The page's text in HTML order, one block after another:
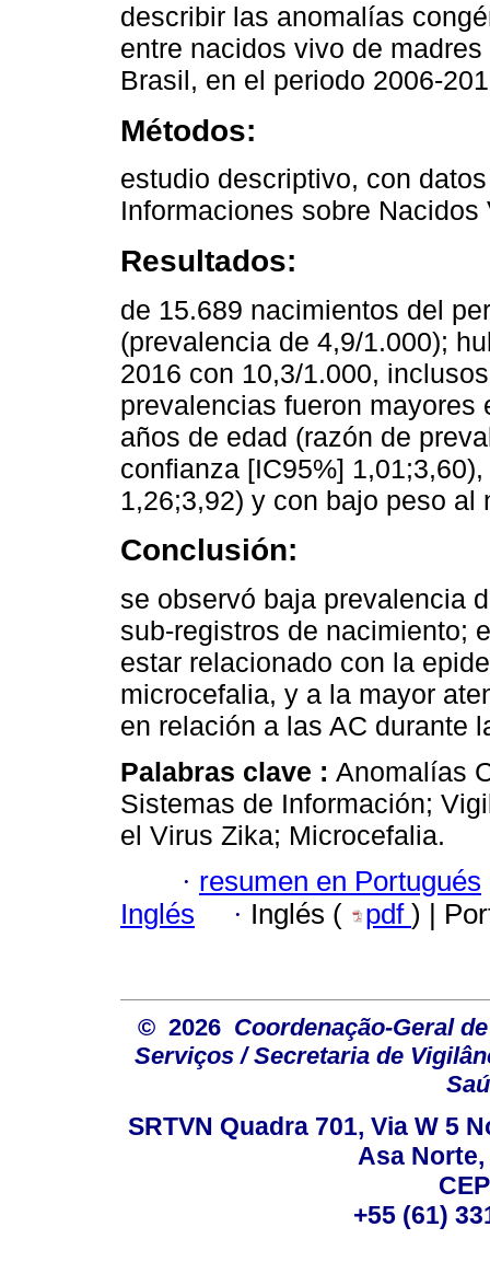
describir las anomalías
entre nacidos vivo de
Brasil, en el periodo 2006-
Métodos:
estudio descriptivo, con
Informaciones sobre
Resultados:
de 15.689 nacimientos del
(prevalencia de 4,9/1.000);
2016 con 10,3/1.000,
prevalencias fueron
años de edad (razón de
confianza [IC95%]
1,26;3,92) y con bajo peso al
Conclusión:
se observó baja prevalencia
sub-registros de nacimiento;
estar relacionado con la
microcefalia, y a la mayor
en relación a las AC durante
Palabras clave : Anomalías
Sistemas de Información;
el Virus Zika; Microcefalia.
· resumen en Portugués
Inglés
· Inglés ( pdf ) |
© 2026 Coordenação-Geral
Serviços / Secretaria de
SRTVN Quadra 701, Via W 5
Asa
+55 (61)